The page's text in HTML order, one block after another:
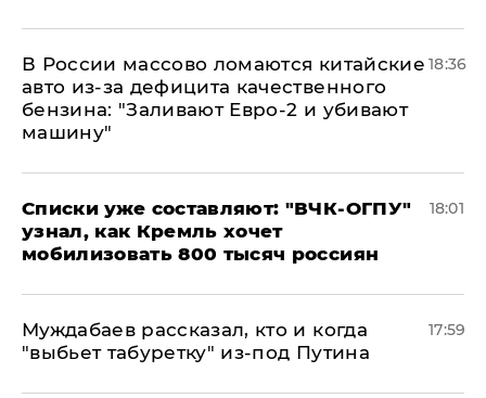
В России массово ломаются китайские
авто из-за дефицита качественного
бензина: "Заливают Евро-2 и убивают
машину"
18:36
Списки уже составляют: "ВЧК-ОГПУ"
узнал, как Кремль хочет
мобилизовать 800 тысяч россиян
18:01
Муждабаев рассказал, кто и когда
"выбьет табуретку" из-под Путина
17:59